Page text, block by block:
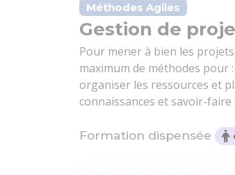
Méthodes Agiles
Gestion de
Pour mener à bien les
maximum de méthodes pour
organiser les ressources et
connaissances et savoir-
Formation dispensée